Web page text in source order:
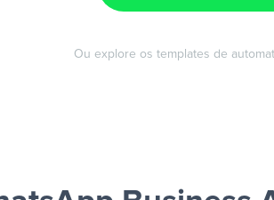
Ou explore os templates de